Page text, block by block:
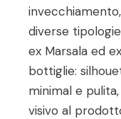
diverse
ex Marsala ed
bottiglie:
minimal e
visivo al